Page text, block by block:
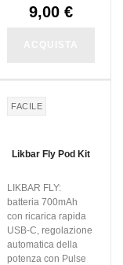
9,00 €
FACILE
Likbar Fly Pod Kit
LIKBAR FLY:
batteria 700mAh
con ricarica rapida
USB-C, regolazione
automatica della
potenza con Pulse